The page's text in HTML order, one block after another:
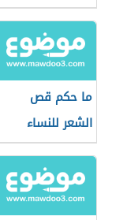
المذاهب الأربعة
ما حكم قص
الشعر للنساء